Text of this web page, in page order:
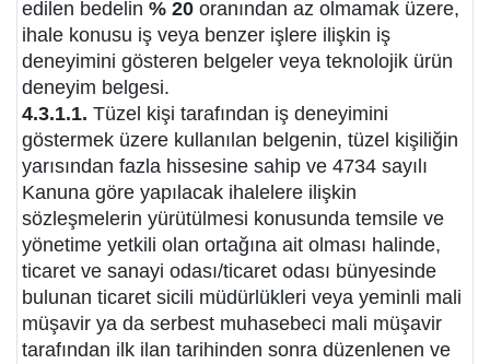
edilen bedelin % 20 oranından az olmamak üzere,
ihale konusu iş veya benzer işlere ilişkin iş
deneyimini gösteren belgeler veya teknolojik ürün
deneyim belgesi.
4.3.1.1. Tüzel kişi tarafından iş deneyimini
göstermek üzere kullanılan belgenin, tüzel kişiliğin
yarısından fazla hissesine sahip ve 4734 sayılı
Kanuna göre yapılacak ihalelere ilişkin
sözleşmelerin yürütülmesi konusunda temsile ve
yönetime yetkili olan ortağına ait olması halinde,
ticaret ve sanayi odası/ticaret odası bünyesinde
bulunan ticaret sicili müdürlükleri veya yeminli mali
müşavir ya da serbest muhasebeci mali müşavir
tarafından ilk ilan tarihinden sonra düzenlenen ve